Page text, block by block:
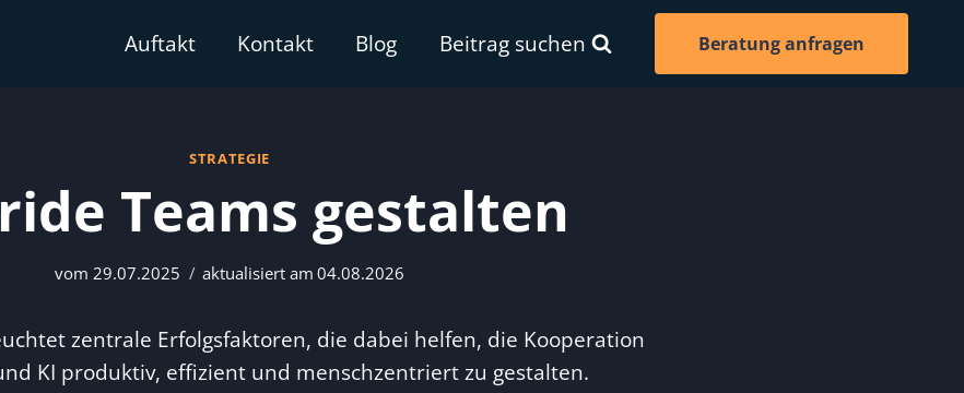
Auftakt Kontakt Blog Beitrag suchen Beratung anfragen
STRATEGIE
Teams gestalten
vom 29.07.2025 aktualisiert am 04.08.2026
zentrale Erfolgsfaktoren, die dabei helfen, die Kooperation
KI produktiv, effizient und menschzentriert zu gestalten.